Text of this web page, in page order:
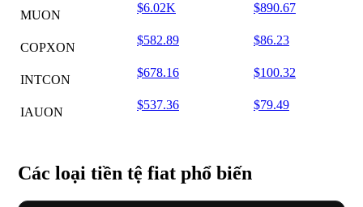
MUON
$6.02K $890.67
COPXON
$582.89 $86.23
INTCON
$678.16 $100.32
IAUON
$537.36 $79.49
Các loại tiền tệ fiat phổ biến